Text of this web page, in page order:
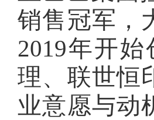
销售冠军，
2019年开始
理、 联世恒
业意愿与动